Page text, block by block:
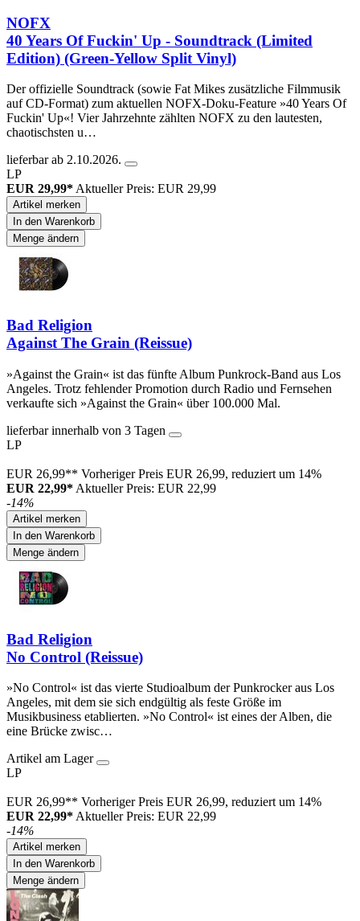
NOFX
40 Years Of Fuckin' Up - Soundtrack (Limited
Edition) (Green-Yellow Split Vinyl)
Der offizielle Soundtrack (sowie Fat Mikes zusätzliche Filmmusik
auf CD-Format) zum aktuellen NOFX-Doku-Feature »40 Years Of
Fuckin' Up«! Vier Jahrzehnte zählten NOFX zu den lautesten,
chaotischsten u…
lieferbar ab 2.10.2026.
LP
EUR 29,99* Aktueller Preis: EUR 29,99
Artikel merken
In den Warenkorb
Menge ändern
Bad Religion
Against The Grain (Reissue)
»Against the Grain« ist das fünfte Album Punkrock-Band aus Los
Angeles. Trotz fehlender Promotion durch Radio und Fernsehen
verkaufte sich »Against the Grain« über 100.000 Mal.
lieferbar innerhalb von 3 Tagen
LP
EUR 26,99** Vorheriger Preis EUR 26,99, reduziert um 14%
EUR 22,99* Aktueller Preis: EUR 22,99
-14%
Artikel merken
In den Warenkorb
Menge ändern
Bad Religion
No Control (Reissue)
»No Control« ist das vierte Studioalbum der Punkrocker aus Los
Angeles, mit dem sie sich endgültig als feste Größe im
Musikbusiness etablierten. »No Control« ist eines der Alben, die
eine Brücke zwisc…
Artikel am Lager
LP
EUR 26,99** Vorheriger Preis EUR 26,99, reduziert um 14%
EUR 22,99* Aktueller Preis: EUR 22,99
-14%
Artikel merken
In den Warenkorb
Menge ändern